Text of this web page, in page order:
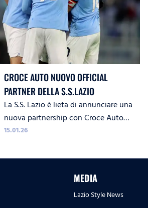
CROCE AUTO NUOVO OFFICIAL
PARTNER DELLA S.S.LAZIO
La S.S. Lazio è lieta di annunciare una
nuova partnership con Croce Auto
Group per la stagione 2025/26, sarà
15.01.26
MEDIA
Lazio Style News